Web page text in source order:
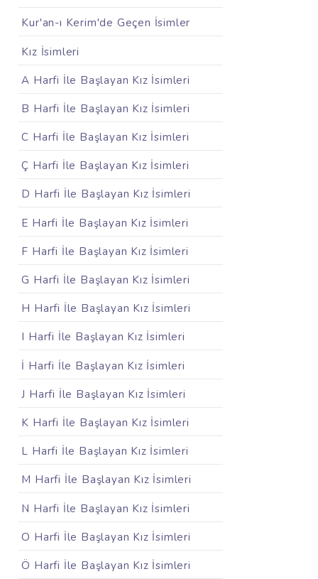
Kur'an-ı Kerim'de Geçen İsimler
Kız İsimleri
A Harfi İle Başlayan Kız İsimleri
B Harfi İle Başlayan Kız İsimleri
C Harfi İle Başlayan Kız İsimleri
Ç Harfi İle Başlayan Kız İsimleri
D Harfi İle Başlayan Kız İsimleri
E Harfi İle Başlayan Kız İsimleri
F Harfi İle Başlayan Kız İsimleri
G Harfi İle Başlayan Kız İsimleri
H Harfi İle Başlayan Kız İsimleri
I Harfi İle Başlayan Kız İsimleri
İ Harfi İle Başlayan Kız İsimleri
J Harfi İle Başlayan Kız İsimleri
K Harfi İle Başlayan Kız İsimleri
L Harfi İle Başlayan Kız İsimleri
M Harfi İle Başlayan Kız İsimleri
N Harfi İle Başlayan Kız İsimleri
O Harfi İle Başlayan Kız İsimleri
Ö Harfi İle Başlayan Kız İsimleri